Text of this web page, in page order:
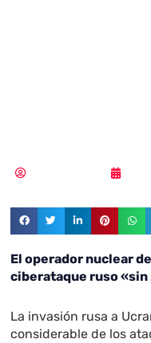
El operador nuclear
ciberataque ruso
La invasión rusa a
considerable de los